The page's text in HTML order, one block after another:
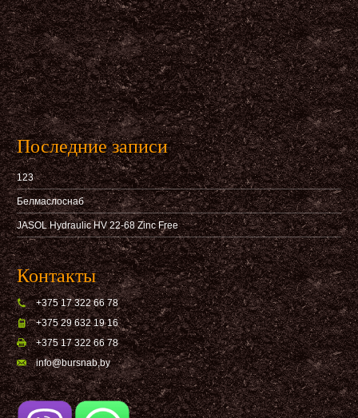
Последние записи
123
Белмаслоснаб
JASOL Hydraulic HV 22-68 Zinc Free
Контакты
+375 17 322 66 78
+375 29 632 19 16
+375 17 322 66 78
info@bursnab,by